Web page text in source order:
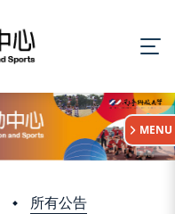
所有公告
MENU